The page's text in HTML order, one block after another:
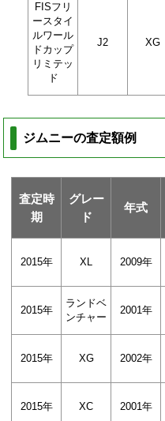
FISフリ
ースタイ
ルワール
ドカップ
リミテッ
ド
J2 XG
ジムニーの査定額例
査定時
期
グレー
ド
年式
2015年 XL 2009年
2015年
ランドベ
ンチャー
2001年
2015年 XG 2002年
2015年 XC 2001年